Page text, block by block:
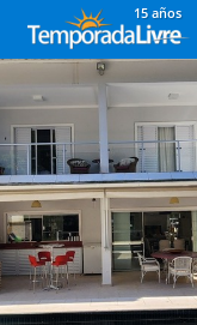
15 años